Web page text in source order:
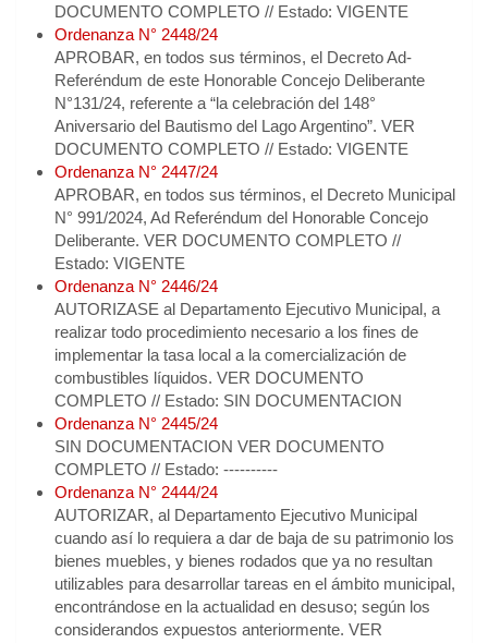
DOCUMENTO COMPLETO // Estado: VIGENTE
Ordenanza N° 2448/24
APROBAR, en todos sus términos, el Decreto Ad-
Referéndum de este Honorable Concejo Deliberante
N°131/24, referente a “la celebración del 148°
Aniversario del Bautismo del Lago Argentino”. VER
DOCUMENTO COMPLETO // Estado: VIGENTE
Ordenanza N° 2447/24
APROBAR, en todos sus términos, el Decreto Municipal
N° 991/2024, Ad Referéndum del Honorable Concejo
Deliberante. VER DOCUMENTO COMPLETO //
Estado: VIGENTE
Ordenanza N° 2446/24
AUTORIZASE al Departamento Ejecutivo Municipal, a
realizar todo procedimiento necesario a los fines de
implementar la tasa local a la comercialización de
combustibles líquidos. VER DOCUMENTO
COMPLETO // Estado: SIN DOCUMENTACION
Ordenanza N° 2445/24
SIN DOCUMENTACION VER DOCUMENTO
COMPLETO // Estado: ----------
Ordenanza N° 2444/24
AUTORIZAR, al Departamento Ejecutivo Municipal
cuando así lo requiera a dar de baja de su patrimonio los
bienes muebles, y bienes rodados que ya no resultan
utilizables para desarrollar tareas en el ámbito municipal,
encontrándose en la actualidad en desuso; según los
considerandos expuestos anteriormente. VER